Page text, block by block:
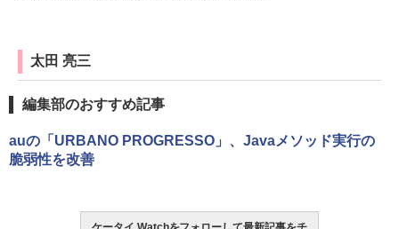
太田 亮三
編集部のおすすめ記事
auの「URBANO PROGRESSO」、Javaメソッド実行の
脆弱性を改善